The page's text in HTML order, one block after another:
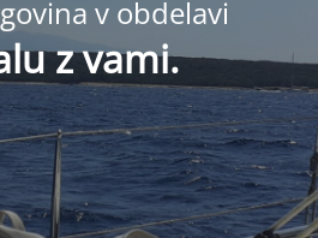
v obdelavi
z vami.